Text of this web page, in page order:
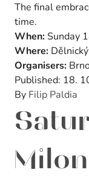
The final
time.
When: Sunday
Where:
Organisers:
Published: 18.
By Filip Paldia